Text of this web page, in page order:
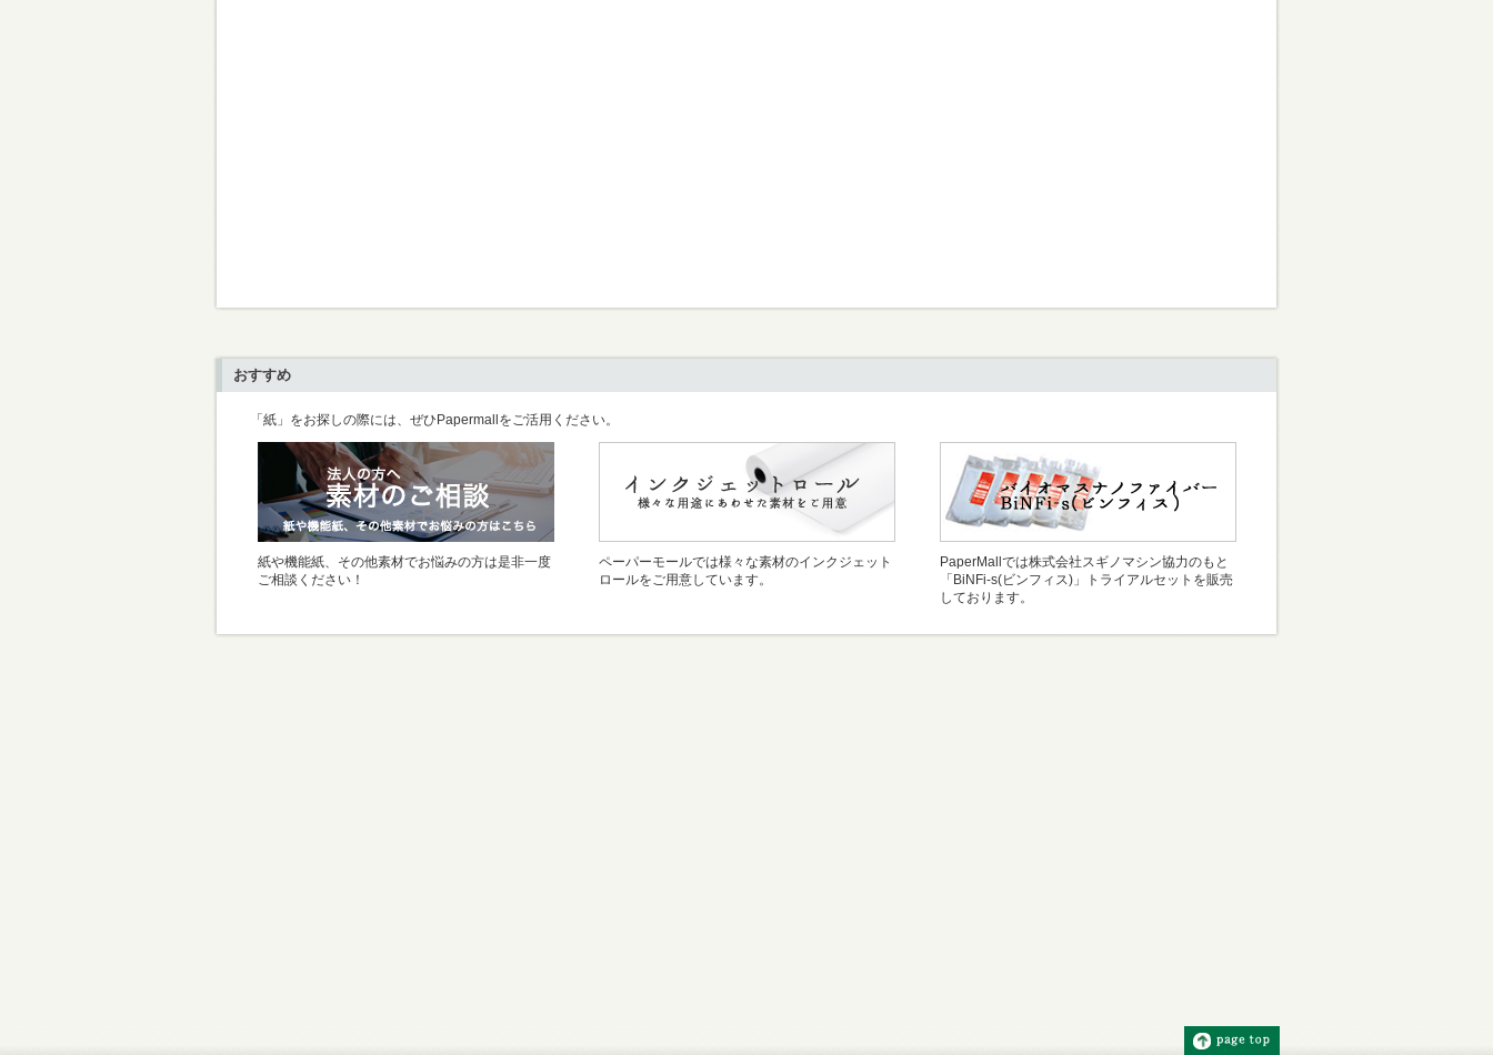
おすすめ
「紙」をお探しの際には、ぜひPapermallをご活用ください。
紙や機能紙、その他素材でお悩みの方は是非一度
ご相談ください！
ペーパーモールでは様々な素材のインクジェット
ロールをご用意しています。
PaperMallでは株式会社スギノマシン協力のもと
「BiNFi-s(ビンフィス)」トライアルセットを販売
しております。